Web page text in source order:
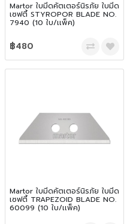
Martor ใบมีดคัตเตอร์นิรภัย ใบมีด
เซฟตี้ STYROPOR BLADE NO.
7940 (10 ใบ/เเพ็ค)
฿480
Martor ใบมีดคัตเตอร์นิรภัย ใบมีด
เซฟตี้ TRAPEZOID BLADE NO.
60099 (10 ใบ/เเพ็ค)